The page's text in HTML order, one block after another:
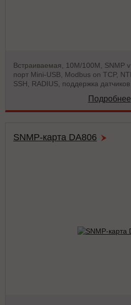
Встраиваемая, 10М/100М, SNMP
порт Mini-USB, Modbus on TCP,
SSH, RADIUS, поддержка
Подробнее
SNMP-карта DA806